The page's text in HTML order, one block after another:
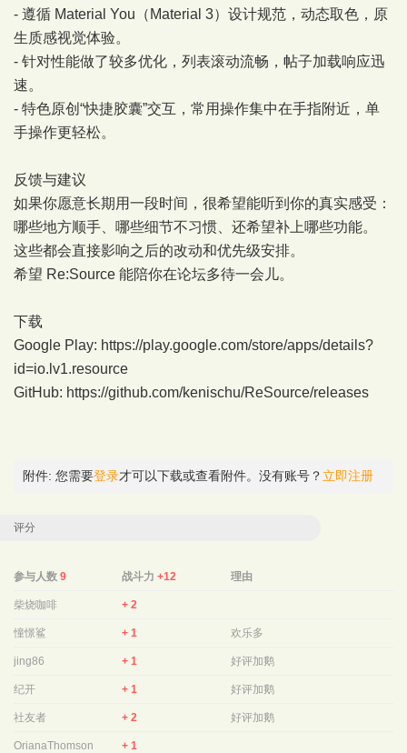
- 遵循 Material You（Material 3）设计规范，动态取色，原
生质感视觉体验。
- 针对性能做了较多优化，列表滚动流畅，帖子加载响应迅
速。
- 特色原创“快捷胶囊”交互，常用操作集中在手指附近，单
手操作更轻松。
反馈与建议
如果你愿意长期用一段时间，很希望能听到你的真实感受：
哪些地方顺手、哪些细节不习惯、还希望补上哪些功能。
这些都会直接影响之后的改动和优先级安排。
希望 Re:Source 能陪你在论坛多待一会儿。
下载
Google Play: https://play.google.com/store/apps/details?
id=io.lv1.resource
GitHub: https://github.com/kenischu/ReSource/releases
附件: 您需要登录才可以下载或查看附件。没有账号？ 立即注册
评分
参与人数 9 战斗力+12 理由
柴烧咖啡 + 2
憧憬鲨 + 1 欢乐多
jing86 + 1 好评加鹅
纪开 + 1 好评加鹅
社友者 + 2 好评加鹅
OrianaThomson + 1